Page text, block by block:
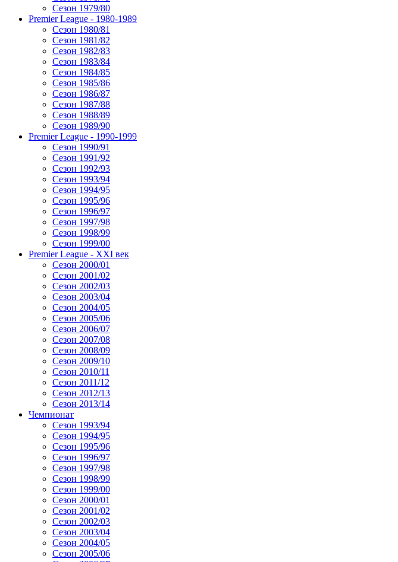
Сезон 1979/80
Premier League - 1980-1989
Сезон 1980/81
Сезон 1981/82
Сезон 1982/83
Сезон 1983/84
Сезон 1984/85
Сезон 1985/86
Сезон 1986/87
Сезон 1987/88
Сезон 1988/89
Сезон 1989/90
Premier League - 1990-1999
Сезон 1990/91
Сезон 1991/92
Сезон 1992/93
Сезон 1993/94
Сезон 1994/95
Сезон 1995/96
Сезон 1996/97
Сезон 1997/98
Сезон 1998/99
Сезон 1999/00
Premier League - XXI век
Сезон 2000/01
Сезон 2001/02
Сезон 2002/03
Сезон 2003/04
Сезон 2004/05
Сезон 2005/06
Сезон 2006/07
Сезон 2007/08
Сезон 2008/09
Сезон 2009/10
Сезон 2010/11
Сезон 2011/12
Сезон 2012/13
Сезон 2013/14
Чемпионат
Сезон 1993/94
Сезон 1994/95
Сезон 1995/96
Сезон 1996/97
Сезон 1997/98
Сезон 1998/99
Сезон 1999/00
Сезон 2000/01
Сезон 2001/02
Сезон 2002/03
Сезон 2003/04
Сезон 2004/05
Сезон 2005/06